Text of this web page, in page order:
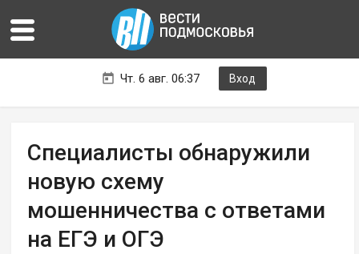
Чт. 6 авг. 06:37 Вход
Специалисты обнаружили
новую схему
мошенничества с ответами
на ЕГЭ и ОГЭ